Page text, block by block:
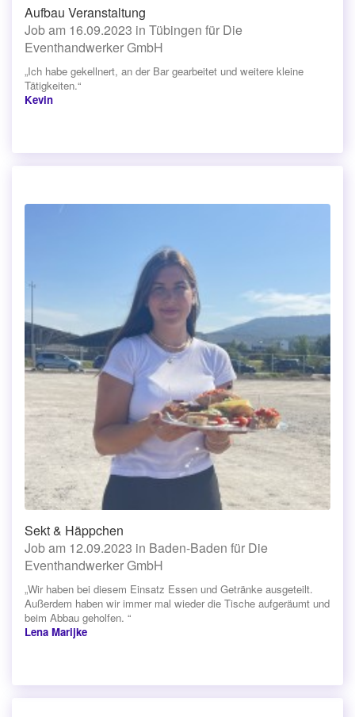
Aufbau Veranstaltung
Job am 16.09.2023 in Tübingen für Die
Eventhandwerker GmbH
„Ich habe gekellnert, an der Bar gearbeitet und weitere kleine
Tätigkeiten.“
Kevin
Sekt & Häppchen
Job am 12.09.2023 in Baden-Baden für Die
Eventhandwerker GmbH
„Wir haben bei diesem Einsatz Essen und Getränke ausgeteilt.
Außerdem haben wir immer mal wieder die Tische aufgeräumt und
beim Abbau geholfen. “
Lena Marijke